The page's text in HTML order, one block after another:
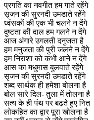
प्रगति का नवगीत हम गाते रहेंगे
सृजन की सुरनदी उमडाते रहेंगे
ध्वंसकों की एक भी चलने न देंगे
दुष्टता की दाल हम गलने न देंगे
आज अंगारे उगलती दनुजता है
हम मनुजता की पुरी जलने न देंगे
हम निराशा को कभी आने न देंगे
आस का मधुमास बुलवाते रहेंगे
सृजन की सुरनदी उमडाते रहेंगे
शब्द सार्थक ही हमेशा बोलना है
बोल सारे दिल- तुला में तोलना है
सत्य के ही पंथ पर बढते हुए नित
लोकहित का द्वार पूरा खोलना है